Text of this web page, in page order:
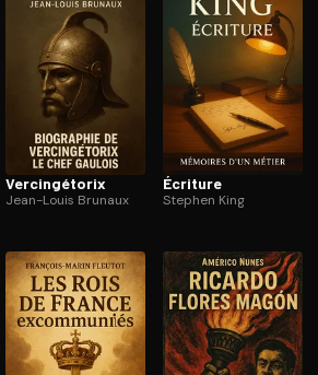
Ver­cin­gé­to­rix
Jean-Louis Brunaux
Écriture
Stephen King